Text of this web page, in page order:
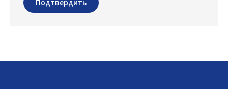
Подтвердить